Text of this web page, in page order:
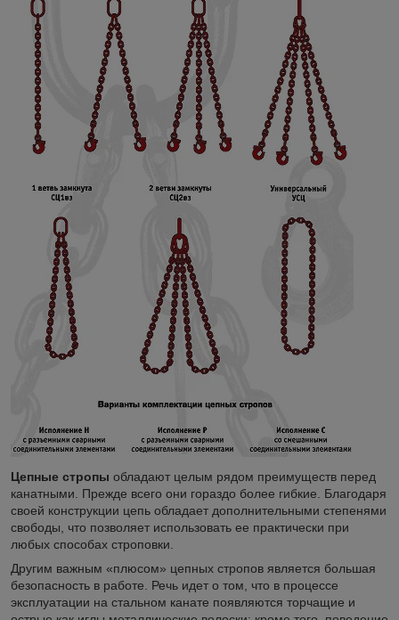
Цепные стропы обладают целым рядом преимуществ перед
канатными. Прежде всего они гораздо более гибкие. Благодаря
своей конструкции цепь обладает дополнительными степенями
свободы, что позволяет использовать ее практически при
любых способах строповки.
Другим важным «плюсом» цепных стропов является большая
безопасность в работе. Речь идет о том, что в процессе
эксплуатации на стальном канате появляются торчащие и